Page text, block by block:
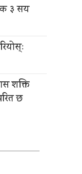
३ सय
शक्ति
छ